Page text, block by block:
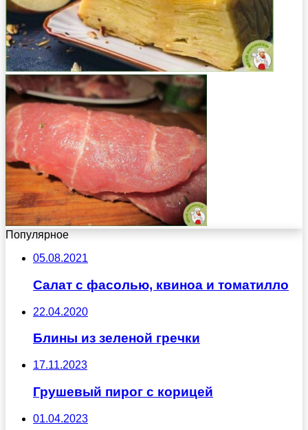
Популярное
05.08.2021
Салат с фасолью, квиноа и томатилло
22.04.2020
Блины из зеленой гречки
17.11.2023
Грушевый пирог с корицей
01.04.2023